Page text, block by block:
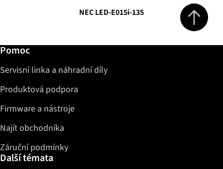
NEC LED-E015i-135 Jump to top
Další informace / Pomoc
Pomoc
Servisní linka a náhradní díly
Produktová podpora
Firmware a nástroje
Najít obchodníka
Záruční podmínky
Další témata